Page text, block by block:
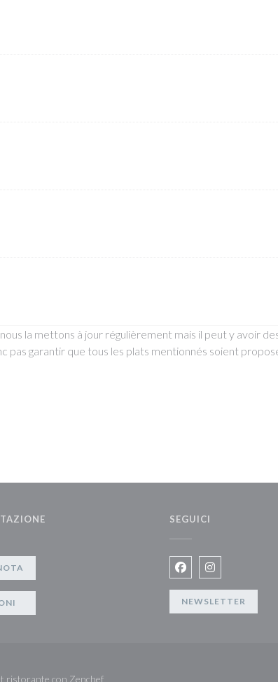
la mettons à jour régulièrement mais il peut y avoir
pas garantir que tous les plats mentionnés soient
SEGUICI
Facebook ((apre
Instagram
NEWSLETTER
ristorante con Zenchef((apre una nuova finestra))